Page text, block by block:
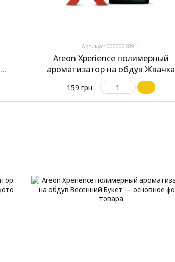
Артикул: 00000068911
Areon Xperience полимерный
ароматизатор на обдув Жвачка
159 грн